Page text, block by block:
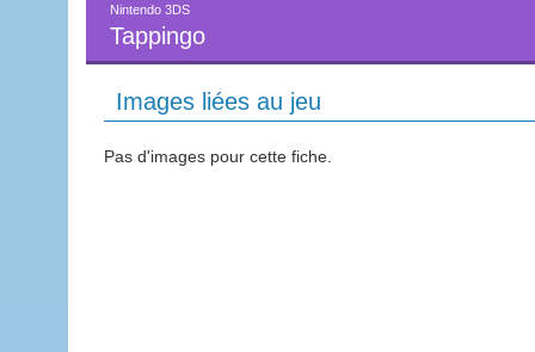
Nintendo 3DS
Tappingo
Images liées au jeu
Pas d'images pour cette fiche.